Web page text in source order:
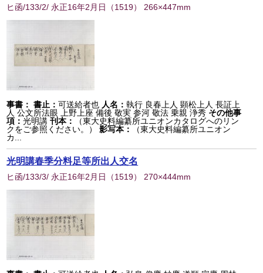
ヒ函/133/2/ 永正16年2月日 （1519） 266×447mm
事書： 書止：可送給者也 人名：執行 良春上人 顕松上人 長証上
人 公文所法眼 上野上座 備後 敬実 参河 敬法 乗親 浄秀 その他事
項：光明講刊本：
（東大史料編纂所ユニオンカタログへのリン
クをご参照ください。）
影写本：
（東大史料編纂所ユニオン
カ...
光明講春季分料足等所出人交名
ヒ函/133/3/ 永正16年2月日 （1519） 270×444mm